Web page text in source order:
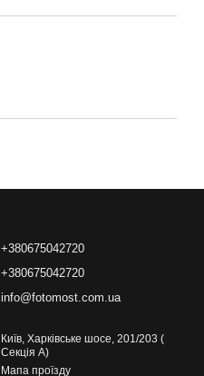
+380675042720
+380675042720
info@fotomost.com.ua
Київ, Харківське шосе, 201/203 (
Секція А)
Мапа проїзду